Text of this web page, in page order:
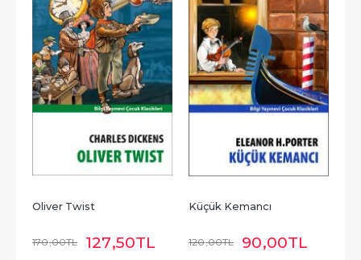
Oliver Twist
170,00TL 127,50TL
Küçük Kemancı
120,00TL 90,00TL